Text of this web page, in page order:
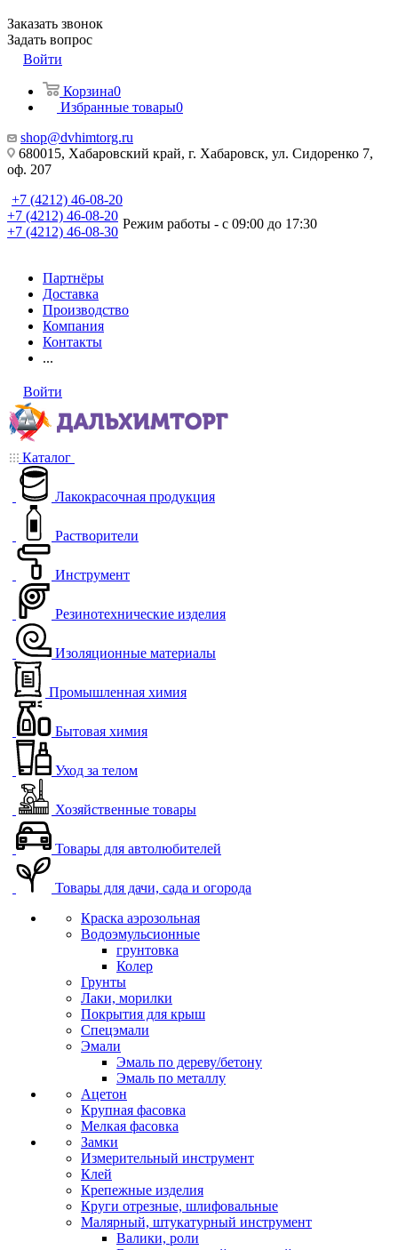
Заказать звонок
Задать вопрос
Войти
Корзина0
Избранные товары0
shop@dvhimtorg.ru
680015, Хабаровский край, г. Хабаровск, ул. Сидоренко 7,
оф. 207
+7 (4212) 46-08-20
+7 (4212) 46-08-20
+7 (4212) 46-08-30
Режим работы - с 09:00 до 17:30
Партнёры
Доставка
Производство
Компания
Контакты
...
Войти
Каталог
Лакокрасочная продукция
Растворители
Инструмент
Резинотехнические изделия
Изоляционные материалы
Промышленная химия
Бытовая химия
Уход за телом
Хозяйственные товары
Товары для автолюбителей
Товары для дачи, сада и огорода
Краска аэрозольная
Водоэмульсионные
грунтовка
Колер
Грунты
Лаки, морилки
Покрытия для крыш
Спецэмали
Эмали
Эмаль по дереву/бетону
Эмаль по металлу
Ацетон
Крупная фасовка
Мелкая фасовка
Замки
Измерительный инструмент
Клей
Крепежные изделия
Круги отрезные, шлифовальные
Малярный, штукатурный инструмент
Валики, роли